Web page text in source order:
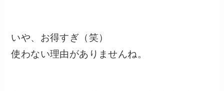
いや、お得すぎ（笑）
使わない理由がありませんね。